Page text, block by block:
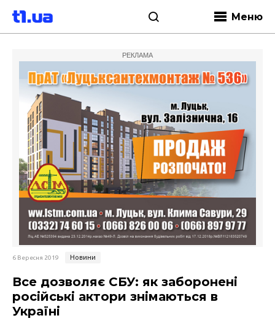
Меню
РЕКЛАМА
6 Вересня 2019 Новини
Все дозволяє СБУ: як заборонені
російські актори знімаються в
Україні